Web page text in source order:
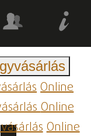
Online
Online
Online